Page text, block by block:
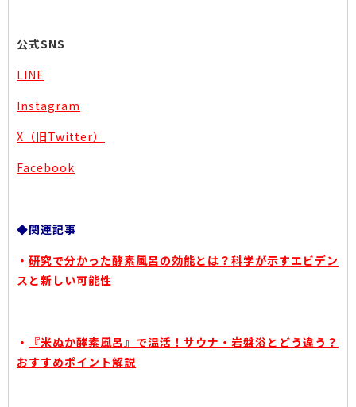
公式SNS
LINE
Instagram
X（旧Twitter）
Facebook
◆関連記事
・ 研究で分かった酵素風呂の効能とは？科学が示すエビデン
スと新しい可能性
・
『米ぬか酵素風呂』で温活！サウナ・岩盤浴とどう違う？
おすすめポイント解説